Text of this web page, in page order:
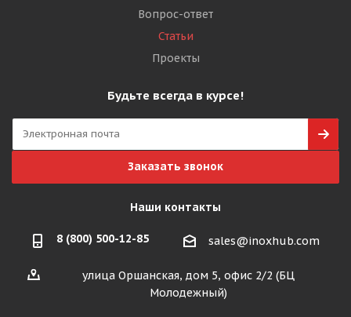
Вопрос-ответ
Статьи
Проекты
Будьте всегда в курсе!
Заказать звонок
Наши контакты
8 (800) 500-12-85 sales@inoxhub.com
улица Оршанская, дом 5, офис 2/2 (БЦ
Молодежный)